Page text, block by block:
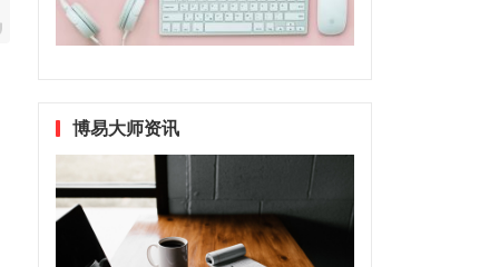
博易大师资讯